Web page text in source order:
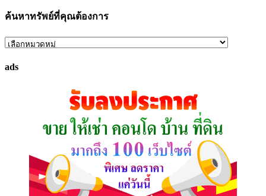
ค้นหาทรัพย์ที่คุณต้องการ
ค้นหา
ที่
ads